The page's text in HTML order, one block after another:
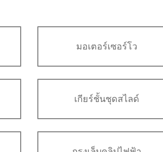
มอเตอร์เซอร์โว
เกียร์ชั้นชุดสไลด์